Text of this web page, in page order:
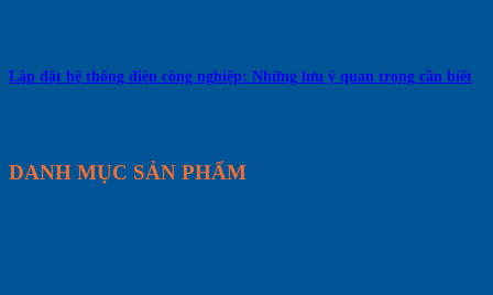
Lắp đặt hệ thống điện công nghiệp: Những lưu ý quan trọng cần biết
DANH MỤC SẢN PHẨM